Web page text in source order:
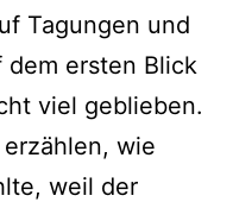
Tagungen und
ersten Blick
viel geblieben.
wie
weil der